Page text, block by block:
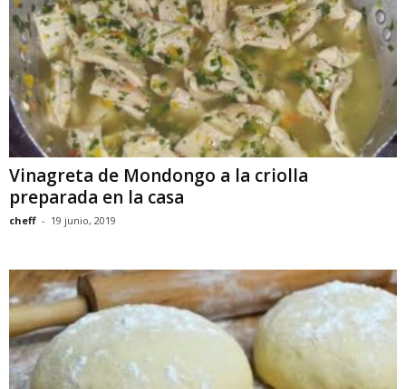
Vinagreta de Mondongo a la criolla
preparada en la casa
cheff - 19 junio, 2019